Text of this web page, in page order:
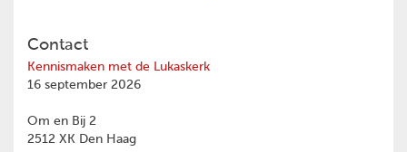
Contact
Kennismaken met de Lukaskerk
16 september 2026
Om en Bij 2
2512 XK Den Haag